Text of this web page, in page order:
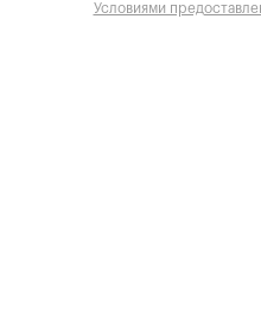
Условиями